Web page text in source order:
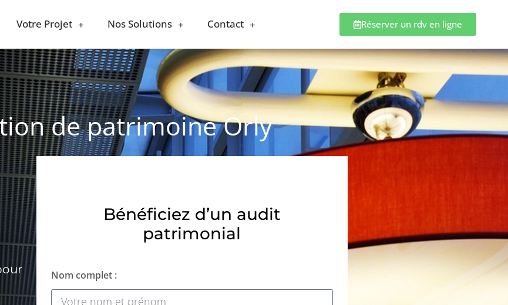
Votre Projet Nos Solutions Contact Réserver un rdv en ligne
de patrimoine Orly
Bénéficiez d’un audit
patrimonial
Nom complet :